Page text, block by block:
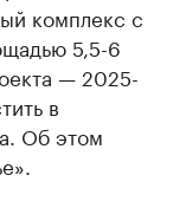
комплекс с
5,5-6
— 2025-
в
Об этом